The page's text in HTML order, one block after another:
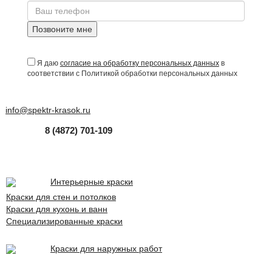
Позвоните мне
Я даю согласие на обработку персональных данныхв
соответствии с Политикой обработки персональных данных
info@spektr-krasok.ru
8 (4872) 701-109
Интерьерные краски
Краски для стен и потолков
Краски для кухонь и ванн
Специализированные краски
Краски для наружных работ